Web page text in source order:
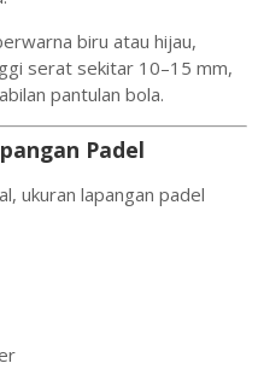
biru atau hijau,
serat sekitar 10–15 mm,
pantulan bola.
Padel
ukuran lapangan padel